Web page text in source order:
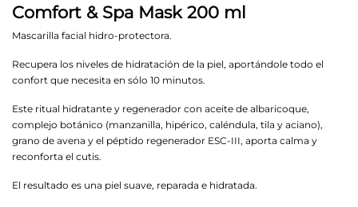
Comfort & Spa Mask 200 ml
Mascarilla facial hidro-protectora.
Recupera los niveles de hidratación de la piel, aportándole todo el
confort que necesita en sólo 10 minutos.
Este ritual hidratante y regenerador con aceite de albaricoque,
complejo botánico (manzanilla, hipérico, caléndula, tila y aciano),
grano de avena y el péptido regenerador ESC-III, aporta calma y
reconforta el cutis.
El resultado es una piel suave, reparada e hidratada.